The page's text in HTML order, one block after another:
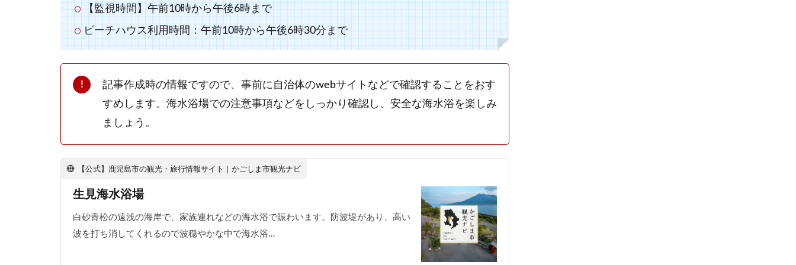
【監視時間】午前10時から午後6時まで
ビーチハウス利用時間：午前10時から午後6時30分まで
記事作成時の情報ですので、事前に自治体のwebサイトなどで確認することをおす
すめします。海水浴場での注意事項などをしっかり確認し、安全な海水浴を楽しみ
ましょう。
【公式】鹿児島市の観光・旅行情報サイト｜かごしま市観光ナビ
生見海水浴場
白砂青松の遠浅の海岸で、家族連れなどの海水浴で賑わいます。防波堤があり、高い
波を打ち消してくれるので波穏やかな中で海水浴…